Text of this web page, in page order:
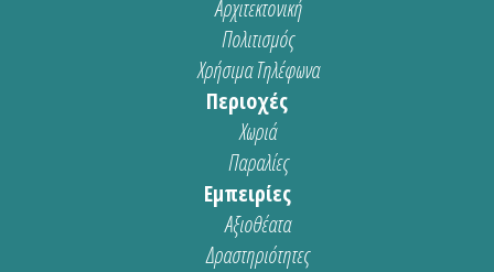
Αρχιτεκτονική
Πολιτισμός
Χρήσιμα Τηλέφωνα
Περιοχές
Χωριά
Παραλίες
Εμπειρίες
Αξιοθέατα
Δραστηριότητες